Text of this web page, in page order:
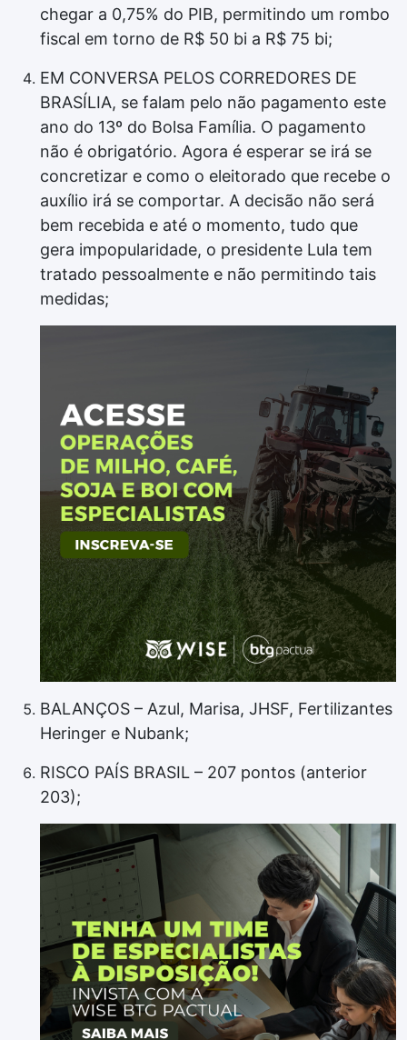
chegar a 0,75% do PIB, permitindo um rombo
fiscal em torno de R$ 50 bi a R$ 75 bi;
EM CONVERSA PELOS CORREDORES DE
BRASÍLIA, se falam pelo não pagamento este
ano do 13º do Bolsa Família. O pagamento
não é obrigatório. Agora é esperar se irá se
concretizar e como o eleitorado que recebe o
auxílio irá se comportar. A decisão não será
bem recebida e até o momento, tudo que
gera impopularidade, o presidente Lula tem
tratado pessoalmente e não permitindo tais
medidas;
BALANÇOS – Azul, Marisa, JHSF, Fertilizantes
Heringer e Nubank;
RISCO PAÍS BRASIL – 207 pontos (anterior
203);